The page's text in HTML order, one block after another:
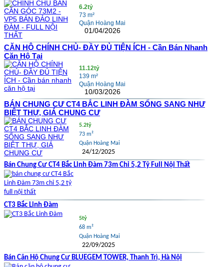
6.2tỷ
73 m²
Quận Hoàng Mai
01/04/2026
CĂN HỘ CHÍNH CHỦ- ĐẦY ĐỦ TIỆN ÍCH - Cần Bán Nhanh
Căn Hộ Tại
11.12tỷ
139 m²
Quận Hoàng Mai
10/03/2026
BÁN CHUNG CƯ CT4 BẮC LINH ĐÀM SỐNG SANG NHƯ
BIỆT THỰ, GIÁ CHUNG CƯ
5.2tỷ
73 m²
Quận Hoàng Mai
24/12/2025
Bán Chung Cư CT4 Bắc Linh Đàm 73m Chỉ 5,2 Tỷ Full Nội Thất
CT3 Bắc Linh Đàm
5tỷ
68 m²
Quận Hoàng Mai
22/09/2025
Bán Căn Hộ Chung Cư BLUEGEM TOWER, Thanh Trì, Hà Nội